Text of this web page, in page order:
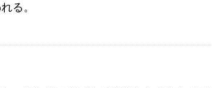
る。